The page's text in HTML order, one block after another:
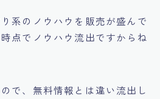
系のノウハウを販売が盛んで
点でノウハウ流出ですからね
で、無料情報とは違い流出し